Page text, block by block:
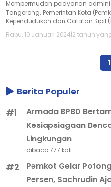
Mempermudah pelayanan
Tangerang. Pemerintah Kota
Kependudukan dan Catatan Sipil
Rabu, 10 Januari 2024|2 tahun
1
Berita Populer
#1
Armada BPBD
Kesiapsiagaan
Lingkungan
dibaca 777 kali
#2
Pemkot Gelar
Persen, Sachrudin